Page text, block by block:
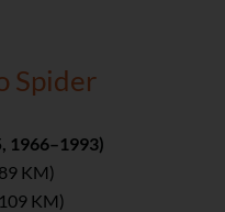
Spider
1966–1993)
KM)
KM)